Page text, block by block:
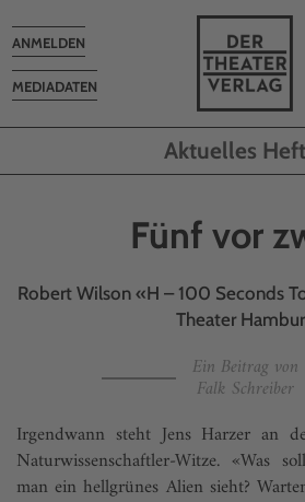
MEDIADATEN
Toggle
navigation
ANMELDEN
Aktuelles Heft
Fünf vor
Robert Wilson «H – 100 Seconds
Theater
Ein Beitrag von
Falk Schreiber
Irgendwann steht Jens Harzer an
Naturwissenschaftler-Witze. «Was
man ein hellgrünes Alien sieht?